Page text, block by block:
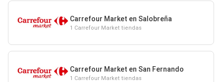
Carrefour Market en Salobreña
1 Carrefour Market tiendas
Carrefour Market en San Fernando
1 Carrefour Market tiendas